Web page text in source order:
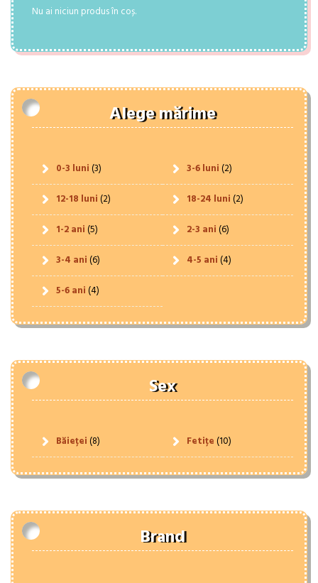
Nu ai niciun produs în coș.
Alege mărime
0-3 luni(3) 3-6 luni(2)
12-18 luni(2) 18-24 luni(2)
1-2 ani(5) 2-3 ani(6)
3-4 ani(6) 4-5 ani(4)
5-6 ani(4)
Sex
Băieței(8) Fetițe(10)
Brand